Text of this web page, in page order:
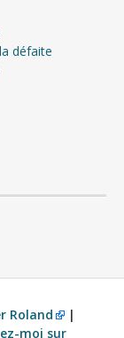
défaite
Roland
|
moi sur